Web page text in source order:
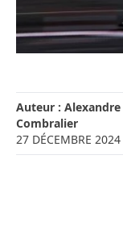
Auteur : Alexandre
Combralier
27 DÉCEMBRE 2024